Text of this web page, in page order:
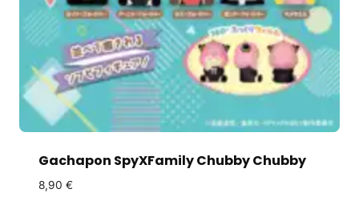
Gachapon SpyXFamily Chubby Chubby
8,90 €